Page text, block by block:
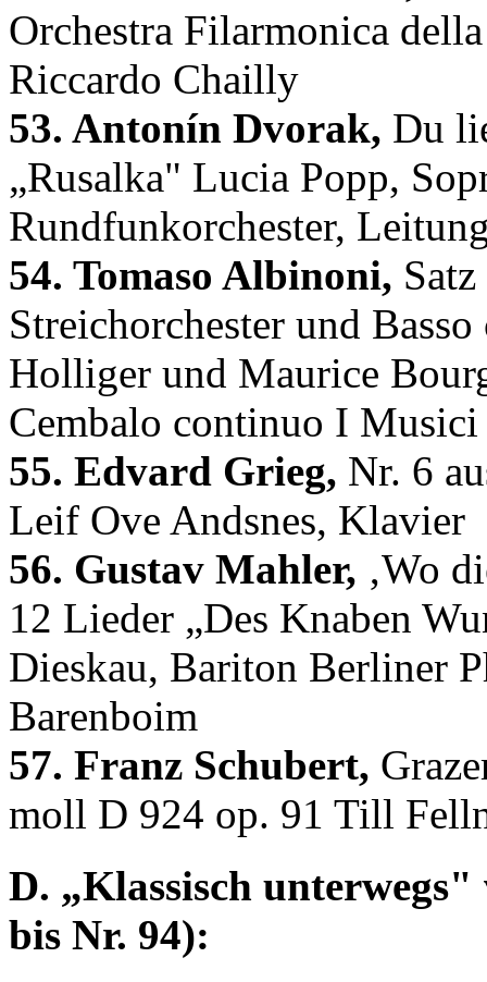
Orchestra Filarmonica
Riccardo Chailly
53. Antonín Dvorak, Du
„Rusalka" Lucia Popp,
Rundfunkorchester,
54. Tomaso Albinoni,
Streichorchester und
Holliger und Maurice
Cembalo continuo I Musici
55. Edvard Grieg, Nr. 6
Leif Ove Andsnes, Klavier
56. Gustav Mahler, ‚Wo
12 Lieder „Des Knaben
Dieskau, Bariton Berliner
Barenboim
57. Franz Schubert,
moll D 924 op. 91 Till
D. „Klassisch
bis Nr. 94):